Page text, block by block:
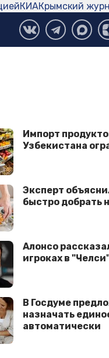
Крымский
КИА
Импорт
Узбекистана
Эксперт
быстро добрать
Алонсо
игроках в
В Госдуме
назначать
автоматически